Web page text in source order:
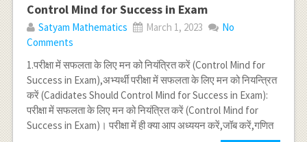
Control Mind for Success in Exam
Satyam Mathematics March 1, 2023
No
Comments
1.परीक्षा में सफलता के लिए मन को नियंत्रित करें (Control Mind for
Success in Exam),अभ्यर्थी परीक्षा में सफलता के लिए मन को नियन्त्रित
करें (Cadidates Should Control Mind for Success in Exam):
परीक्षा में सफलता के लिए मन को नियंत्रित करें (Control Mind for
Success in Exam)। परीक्षा में ही क्या आप अध्ययन करें,जॉब करें,गणित